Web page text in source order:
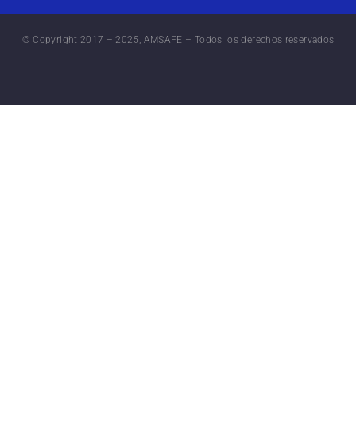
© Copyright 2017 – 2025, AMSAFE – Todos los derechos reservados